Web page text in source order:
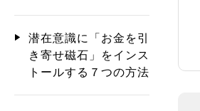
潜在意識に「お金を引
き寄せ磁石」をインス
トールする７つの方法